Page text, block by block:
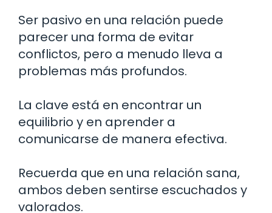
Ser pasivo en una relación puede
parecer una forma de evitar
conflictos, pero a menudo lleva a
problemas más profundos.
La clave está en encontrar un
equilibrio y en aprender a
comunicarse de manera efectiva.
Recuerda que en una relación sana,
ambos deben sentirse escuchados y
valorados.